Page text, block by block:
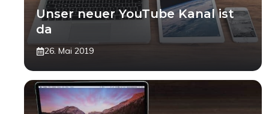
Unser neuer YouTube Kanal ist
da
26. Mai 2019